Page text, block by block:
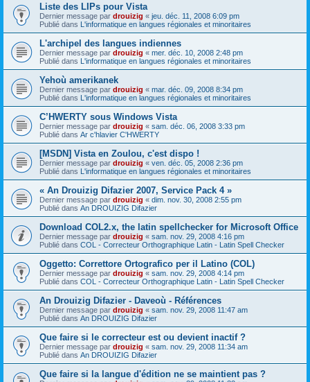
Liste des LIPs pour Vista
Dernier message par drouizig « jeu. déc. 11, 2008 6:09 pm
Publié dans L'informatique en langues régionales et minoritaires
L'archipel des langues indiennes
Dernier message par drouizig « mer. déc. 10, 2008 2:48 pm
Publié dans L'informatique en langues régionales et minoritaires
Yehoù amerikanek
Dernier message par drouizig « mar. déc. 09, 2008 8:34 pm
Publié dans L'informatique en langues régionales et minoritaires
C’HWERTY sous Windows Vista
Dernier message par drouizig « sam. déc. 06, 2008 3:33 pm
Publié dans Ar c'hlavier C'HWERTY
[MSDN] Vista en Zoulou, c'est dispo !
Dernier message par drouizig « ven. déc. 05, 2008 2:36 pm
Publié dans L'informatique en langues régionales et minoritaires
« An Drouizig Difazier 2007, Service Pack 4 »
Dernier message par drouizig « dim. nov. 30, 2008 2:55 pm
Publié dans An DROUIZIG Difazier
Download COL2.x, the latin spellchecker for Microsoft Office
Dernier message par drouizig « sam. nov. 29, 2008 4:16 pm
Publié dans COL - Correcteur Orthographique Latin - Latin Spell Checker
Oggetto: Correttore Ortografico per il Latino (COL)
Dernier message par drouizig « sam. nov. 29, 2008 4:14 pm
Publié dans COL - Correcteur Orthographique Latin - Latin Spell Checker
An Drouizig Difazier - Daveoù - Références
Dernier message par drouizig « sam. nov. 29, 2008 11:47 am
Publié dans An DROUIZIG Difazier
Que faire si le correcteur est ou devient inactif ?
Dernier message par drouizig « sam. nov. 29, 2008 11:34 am
Publié dans An DROUIZIG Difazier
Que faire si la langue d'édition ne se maintient pas ?